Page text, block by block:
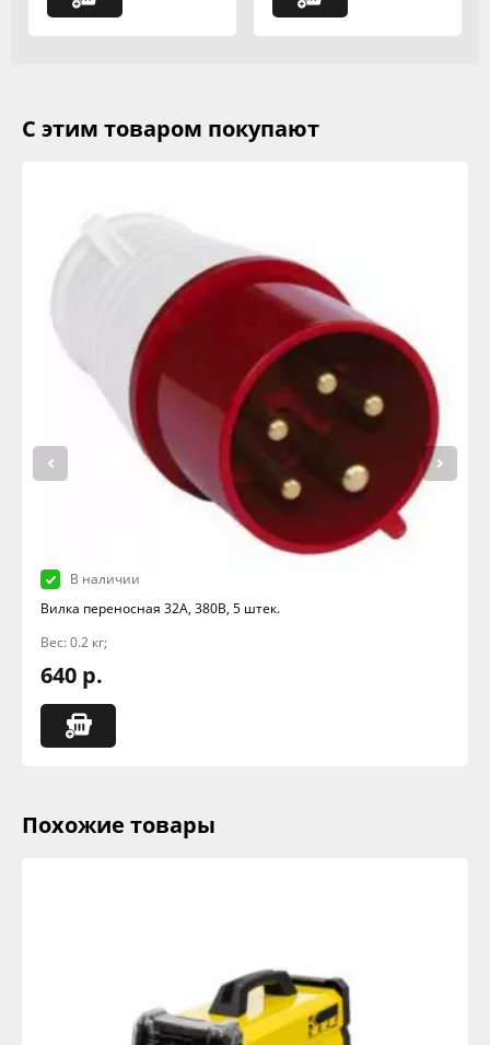
С этим товаром покупают
В наличии
Вилка переносная 32А, 380В, 5 штек.
Вес: 0.2 кг;
640 р.
Похожие товары